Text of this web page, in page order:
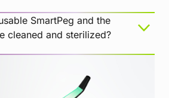
SmartPeg and the
cleaned and sterilized?